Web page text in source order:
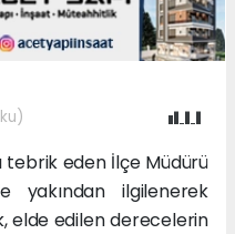
tebrik eden İlçe Müdürü
yakından ilgilenerek
elde edilen derecelerin